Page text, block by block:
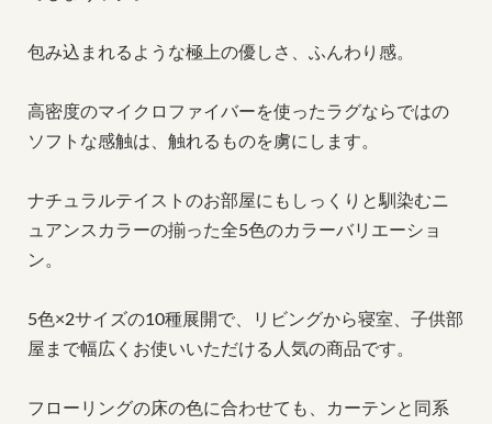
包み込まれるような極上の優しさ、ふんわり感。
高密度のマイクロファイバーを使ったラグならではの
ソフトな感触は、触れるものを虜にします。
ナチュラルテイストのお部屋にもしっくりと馴染むニ
ュアンスカラーの揃った全5色のカラーバリエーショ
ン。
5色×2サイズの10種展開で、リビングから寝室、子供部
屋まで幅広くお使いいただける人気の商品です。
フローリングの床の色に合わせても、カーテンと同系